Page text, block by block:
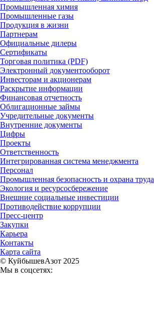
Промышленная химия
Промышленные газы
Продукция в жизни
Партнерам
Официальные дилеры
Сертификаты
Торговая политика (PDF)
Электронный документооборот
Инвесторам и акционерам
Раскрытие информации
Финансовая отчетность
Облигационные займы
Учредительные документы
Внутренние документы
Цифры
Проекты
Ответственность
Интегрированная система менеджмента
Персонал
Промышленная безопасность и охрана труда
Экология и ресурсосбережение
Внешние социальные инвестиции
Противодействие коррупции
Пресс-центр
Закупки
Карьера
Контакты
Карта сайта
© КуйбышевАзот 2025
Мы в соцсетях: